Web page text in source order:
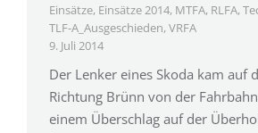
Einsätze, Einsätze 2014, MTFA, RLFA,
TLF-A_Ausgeschieden,VRFA
9. Juli 2014
Der Lenker eines Skoda kam auf
Richtung Brünn von der
einem Überschlag auf der